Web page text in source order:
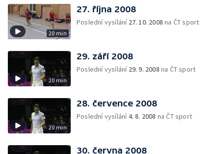
20 min
27. října 2008
Poslední vysílání 27. 10. 2008 na ČT sport
20 min
29. září 2008
Poslední vysílání 29. 9. 2008 na ČT sport
20 min
28. července 2008
Poslední vysílání4. 8. 2008 na ČT sport
30. června 2008